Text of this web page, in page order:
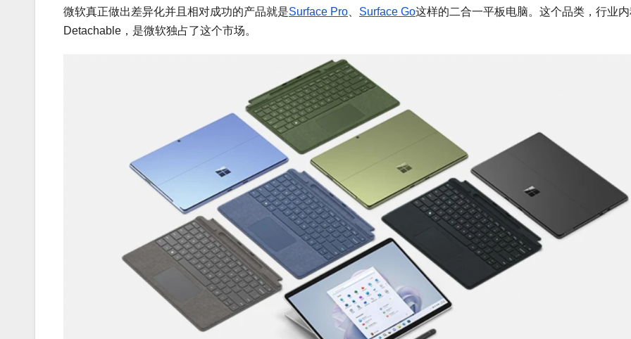
微软真正做出差异化并且相对成功的产品就是Surface Pro Surface Go这样的二合一平板电脑。这个品类，行业
Detachable，是微软独占了这个市场。